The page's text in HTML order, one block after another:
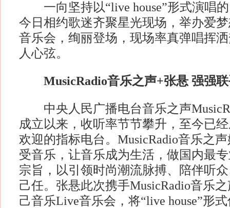
一向坚持以“live house”形式演唱的
今日相约歌迷齐聚星光现场，举办爱
音乐会，绚丽登场，现场率真弹唱挥
人心弦。
MusicRadio音乐之声+张悬 强强
中央人民广播电台音乐之声
成立以来，收听率节节攀升，至今已
欢迎的指标电台。MusicRadio音乐之
受音乐，让音乐成为生活，做国内最
宗旨，以引领时尚潮流脉搏、陪伴听
己任。张悬此次携手MusicRadio音乐
己音乐Live音乐会，将“live house”形